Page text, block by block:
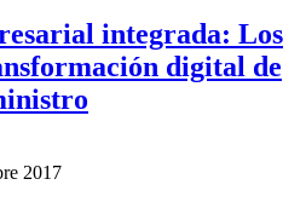
integrada: Los
digital de
2017